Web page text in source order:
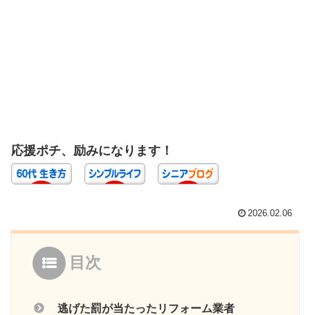
応援ポチ、励みになります！
2026.02.06
目次
逃げた罰が当たったリフォーム業者